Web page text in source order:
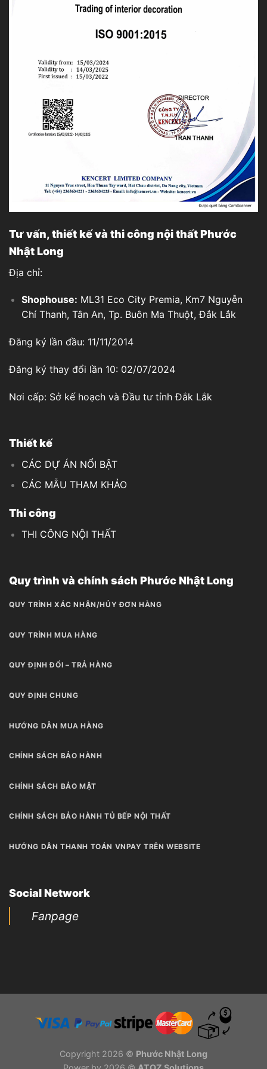
Tư vấn, thiết kế và thi công nội thất Phước
Nhật Long
Địa chỉ:
Shophouse: ML31 Eco City Premia, Km7 Nguyễn
Chí Thanh, Tân An, Tp. Buôn Ma Thuột, Đắk Lắk
Đăng ký lần đầu: 11/11/2014
Đăng ký thay đổi lần 10: 02/07/2024
Nơi cấp: Sở kế hoạch và Đầu tư tỉnh Đắk Lắk
Thiết kế
CÁC DỰ ÁN NỔI BẬT
CÁC MẪU THAM KHẢO
Thi công
THI CÔNG NỘI THẤT
Quy trình và chính sách Phước Nhật Long
QUY TRÌNH XÁC NHẬN/HỦY ĐƠN HÀNG
QUY TRÌNH MUA HÀNG
QUY ĐỊNH ĐỔI – TRẢ HÀNG
QUY ĐỊNH CHUNG
HƯỚNG DẪN MUA HÀNG
CHÍNH SÁCH BẢO HÀNH
CHÍNH SÁCH BẢO MẬT
CHÍNH SÁCH BẢO HÀNH TỦ BẾP NỘI THẤT
HƯỚNG DẪN THANH TOÁN VNPAY TRÊN WEBSITE
Social Network
Fanpage
Copyright 2026 © Phước Nhật Long